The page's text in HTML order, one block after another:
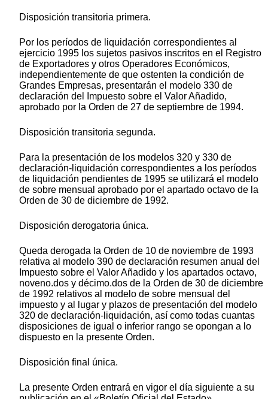
Disposición transitoria primera.
Por los períodos de liquidación correspondientes al
ejercicio 1995 los sujetos pasivos inscritos en el Registro
de Exportadores y otros Operadores Económicos,
independientemente de que ostenten la condición de
Grandes Empresas, presentarán el modelo 330 de
declaración del Impuesto sobre el Valor Añadido,
aprobado por la Orden de 27 de septiembre de 1994.
Disposición transitoria segunda.
Para la presentación de los modelos 320 y 330 de
declaración-liquidación correspondientes a los períodos
de liquidación pendientes de 1995 se utilizará el modelo
de sobre mensual aprobado por el apartado octavo de la
Orden de 30 de diciembre de 1992.
Disposición derogatoria única.
Queda derogada la Orden de 10 de noviembre de 1993
relativa al modelo 390 de declaración resumen anual del
Impuesto sobre el Valor Añadido y los apartados octavo,
noveno.dos y décimo.dos de la Orden de 30 de diciembre
de 1992 relativos al modelo de sobre mensual del
impuesto y al lugar y plazos de presentación del modelo
320 de declaración-liquidación, así como todas cuantas
disposiciones de igual o inferior rango se opongan a lo
dispuesto en la presente Orden.
Disposición final única.
La presente Orden entrará en vigor el día siguiente a su